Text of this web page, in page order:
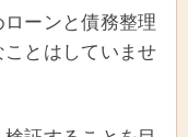
ーンと債務整理
とはしていませ